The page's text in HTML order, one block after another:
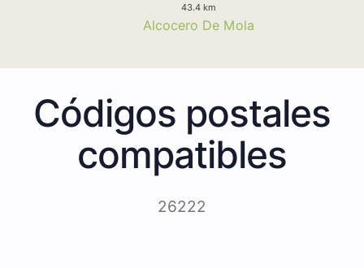
43.4 km
Alcocero De Mola
Códigos postales
compatibles
26222